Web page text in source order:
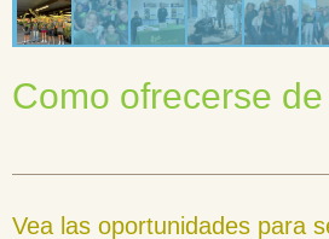
Como ofrecerse
Vea las oportunidades para